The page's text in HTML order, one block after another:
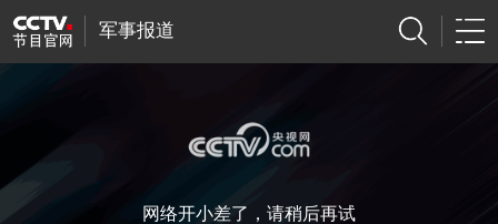
军事报道
网络开小差了，请稍后再试